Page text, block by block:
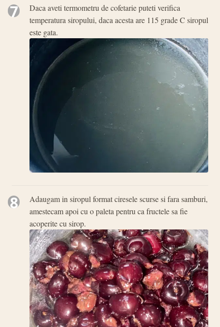
7
Daca aveti termometru de cofetarie puteti verifica
temperatura siropului, daca acesta are 115 grade C siropul
este gata.
8
Adaugam in siropul format ciresele scurse si fara samburi,
amestecam apoi cu o paleta pentru ca fructele sa fie
acoperite cu sirop.